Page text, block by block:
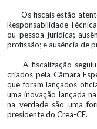
Os fiscais estão
Responsabilidade
ou pessoa jurídica;
profissão; e ausência de
A fiscalização
criados pela Câmara
que foram lançados
uma inovação lançada
na verdade são uma
presidente do Crea-CE.